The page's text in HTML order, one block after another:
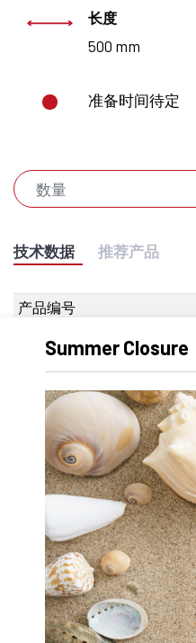
长度
500 mm
准备时间待定
技术数据 推荐产品
产品编号
Volume
产品名称
净重
内径 d
长度
动态系数 Y
Diameter shaft d
Summer Closure